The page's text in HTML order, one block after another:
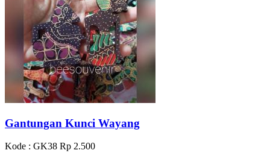
Gantungan Kunci Wayang
Kode : GK38 Rp 2.500